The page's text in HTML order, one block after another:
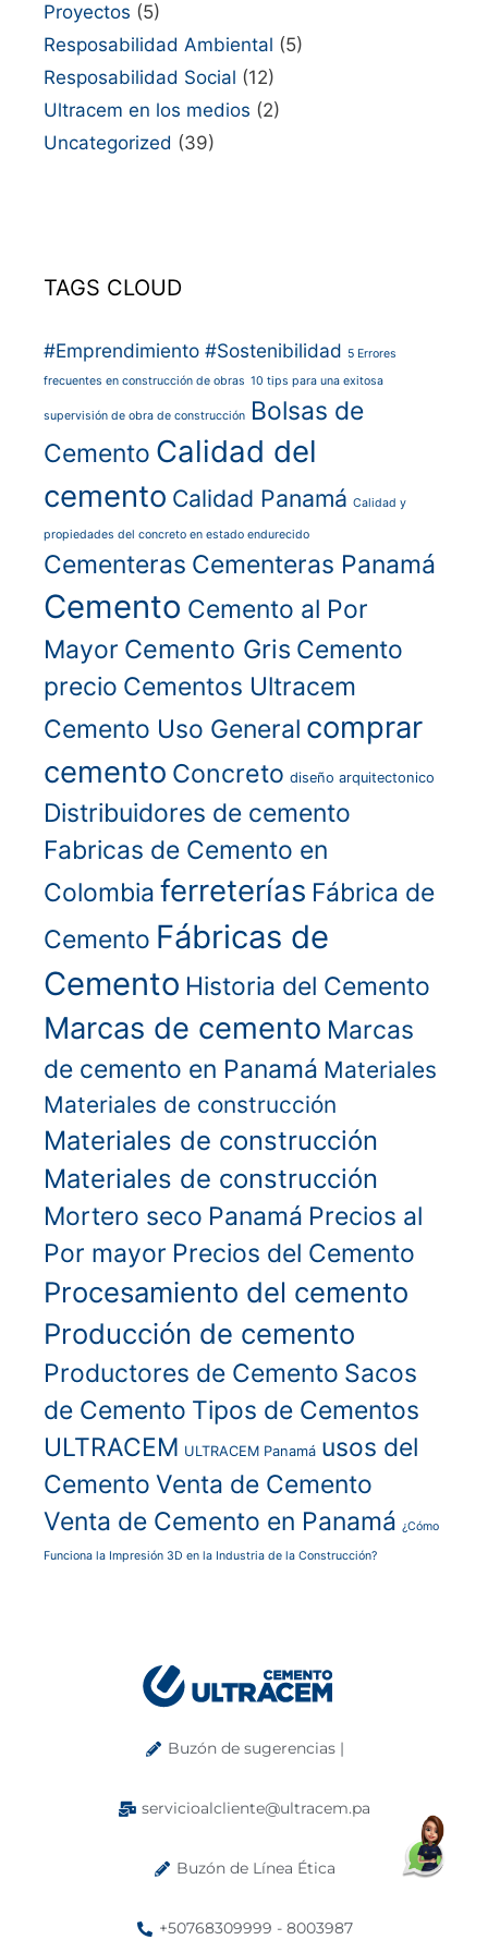
Proyectos (5)
Resposabilidad Ambiental (5)
Resposabilidad Social (12)
Ultracem en los medios (2)
Uncategorized (39)
TAGS CLOUD
#Emprendimiento #Sostenibilidad 5 Errores
frecuentes en construcción de obras 10 tips para una exitosa
supervisión de obra de construcción Bolsas de
Cemento Calidad del
cemento Calidad Panamá Calidad y
propiedades del concreto en estado endurecido
Cementeras Cementeras Panamá
Cemento Cemento al Por
Mayor Cemento Gris Cemento
precio Cementos Ultracem
Cemento Uso General comprar
cemento Concreto diseño arquitectonico
Distribuidores de cemento
Fabricas de Cemento en
Colombia ferreterías Fábrica de
Cemento Fábricas de
Cemento Historia del Cemento
Marcas de cemento Marcas
de cemento en Panamá Materiales
Materiales de construcción
Materiales de construcción
Materiales de construcción
Mortero seco Panamá Precios al
Por mayor Precios del Cemento
Procesamiento del cemento
Producción de cemento
Productores de Cemento Sacos
de Cemento Tipos de Cementos
ULTRACEM ULTRACEM Panamá usos del
Cemento Venta de Cemento
Venta de Cemento en Panamá ¿Cómo
Funciona la Impresión 3D en la Industria de la Construcción?
Buzón de sugerencias |
servicioalcliente@ultracem.pa
Buzón de Línea Ética
+50768309999 - 8003987